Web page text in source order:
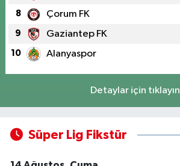
8 Çorum FK
9 Gaziantep FK
10 Alanyaspor
Detaylar için tıklayın
Süper Lig Fikstür